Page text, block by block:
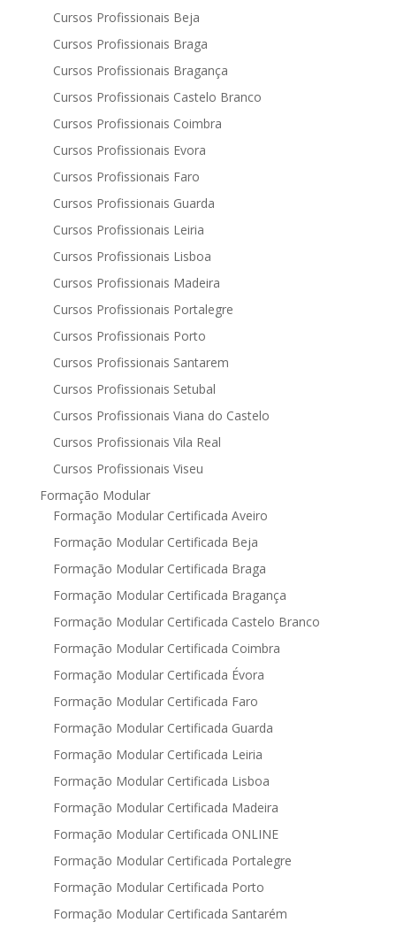
Cursos Profissionais Beja
Cursos Profissionais Braga
Cursos Profissionais Bragança
Cursos Profissionais Castelo Branco
Cursos Profissionais Coimbra
Cursos Profissionais Evora
Cursos Profissionais Faro
Cursos Profissionais Guarda
Cursos Profissionais Leiria
Cursos Profissionais Lisboa
Cursos Profissionais Madeira
Cursos Profissionais Portalegre
Cursos Profissionais Porto
Cursos Profissionais Santarem
Cursos Profissionais Setubal
Cursos Profissionais Viana do Castelo
Cursos Profissionais Vila Real
Cursos Profissionais Viseu
Formação Modular
Formação Modular Certificada Aveiro
Formação Modular Certificada Beja
Formação Modular Certificada Braga
Formação Modular Certificada Bragança
Formação Modular Certificada Castelo Branco
Formação Modular Certificada Coimbra
Formação Modular Certificada Évora
Formação Modular Certificada Faro
Formação Modular Certificada Guarda
Formação Modular Certificada Leiria
Formação Modular Certificada Lisboa
Formação Modular Certificada Madeira
Formação Modular Certificada ONLINE
Formação Modular Certificada Portalegre
Formação Modular Certificada Porto
Formação Modular Certificada Santarém